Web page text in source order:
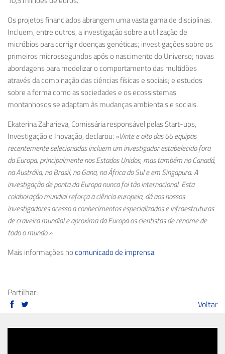
Os projetos financiados abrangem uma vasta gama de disciplinas.
Incluem, entre outros, a investigação sobre a utilização de
micróbios para corrigir doenças genéticas; investigações sobre os
primeiros microssegundos após o nascimento do Universo; novas
abordagens para modelizar o comportamento das multidões
através da combinação das ciências físicas e sociais; e estudos
sobre a forma como as sociedades e os ecossistemas
montanhosos se adaptam às mudanças ambientais e sociais.
EkaterinaZaharieva, Comissária responsável pelas Start-ups,
Investigação e Inovação, declarou: «Vinte e oito das 66 equipas
recentemente selecionadas incluem um investigador estabelecido fora
da Europa, principalmente nos Estados Unidos, mas também no Canadá,
na Austrália, no Brasil, no Gana, na África do Sul e em Singapura. A
investigação de ponta da Europa nunca foi tão internacional. Esta
colaboração mundial reforça a ciência europeia, dá aos nossos
investigadores acesso a conhecimentos especializados e infraestruturas
de craveira mundial e aproxima da Europa os cientistas de renome de
todo o mundo.»
Mais informações nocomunicado de imprensa.
Partilhar:
Voltar